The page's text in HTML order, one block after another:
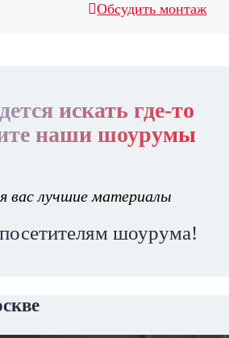
Обсудить монтаж
искать где-то
наши шоурумы
вас лучшие материалы
шоурума!